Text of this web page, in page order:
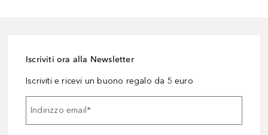
Iscriviti ora alla Newsletter
Iscriviti e ricevi un buono regalo da 5 euro
Indirizzo email*